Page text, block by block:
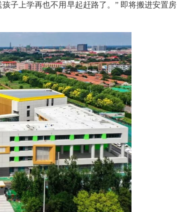
子上学再也不用早起赶路了。” 即将搬进安置房